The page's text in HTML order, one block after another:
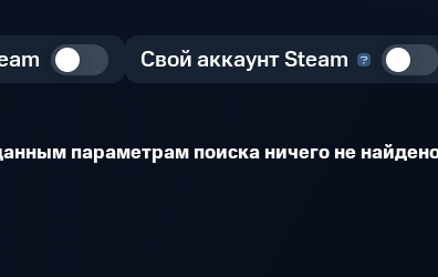
Свой аккаунт Steam
параметрам поиска ничего не